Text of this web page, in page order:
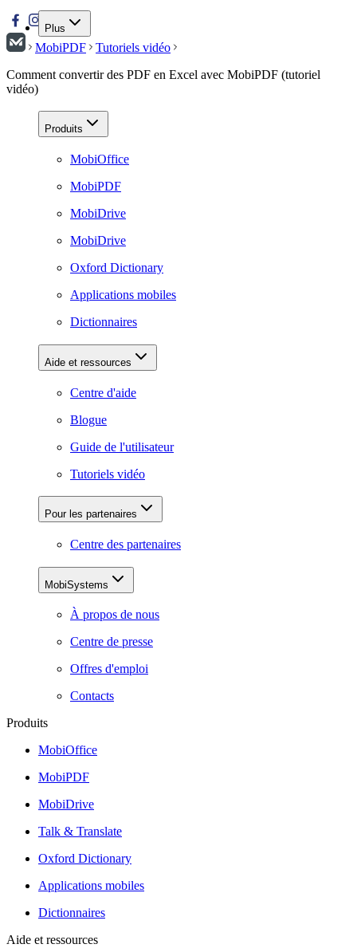
Plus
MobiPDF
Tutoriels vidéo
Comment convertir des PDF en Excel avec MobiPDF (tutoriel
vidéo)
Produits
MobiOffice
MobiPDF
MobiDrive
MobiDrive
Oxford Dictionary
Applications mobiles
Dictionnaires
Aide et ressources
Centre d'aide
Blogue
Guide de l'utilisateur
Tutoriels vidéo
Pour les partenaires
Centre des partenaires
MobiSystems
À propos de nous
Centre de presse
Offres d'emploi
Contacts
Produits
MobiOffice
MobiPDF
MobiDrive
Talk & Translate
Oxford Dictionary
Applications mobiles
Dictionnaires
Aide et ressources